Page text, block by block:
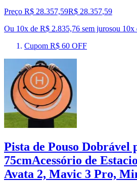
Preço R$ 28.357,59R$ 28.357,59
Ou 10x de R$ 2.835,76 sem jurosou 10x
Cupom R$ 60 OFF
Pista de Pouso Dobrável
75cmAcessório de
Avata 2, Mavic 3 Pro,